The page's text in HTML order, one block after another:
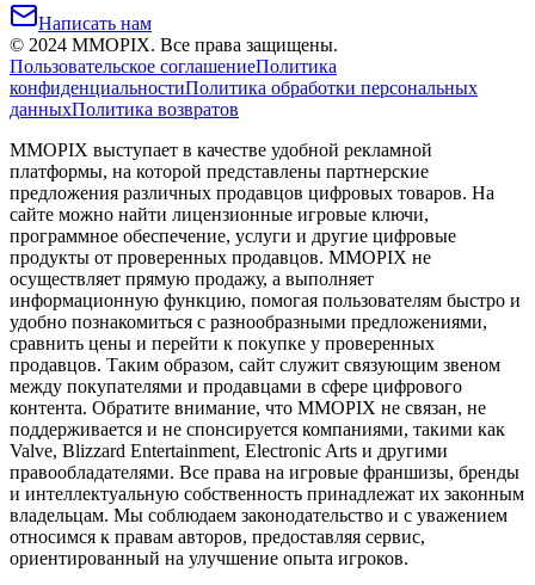
Написать нам
© 2024 MMOPIX. Все права защищены.
Пользовательское соглашениеПолитика
конфиденциальностиПолитика обработки персональных
данныхПолитика возвратов
MMOPIX выступает в качестве удобной рекламной
платформы, на которой представлены партнерские
предложения различных продавцов цифровых товаров. На
сайте можно найти лицензионные игровые ключи,
программное обеспечение, услуги и другие цифровые
продукты от проверенных продавцов. MMOPIX не
осуществляет прямую продажу, а выполняет
информационную функцию, помогая пользователям быстро и
удобно познакомиться с разнообразными предложениями,
сравнить цены и перейти к покупке у проверенных
продавцов. Таким образом, сайт служит связующим звеном
между покупателями и продавцами в сфере цифрового
контента. Обратите внимание, что MMOPIX не связан, не
поддерживается и не спонсируется компаниями, такими как
Valve, Blizzard Entertainment, Electronic Arts и другими
правообладателями. Все права на игровые франшизы, бренды
и интеллектуальную собственность принадлежат их законным
владельцам. Мы соблюдаем законодательство и с уважением
относимся к правам авторов, предоставляя сервис,
ориентированный на улучшение опыта игроков.